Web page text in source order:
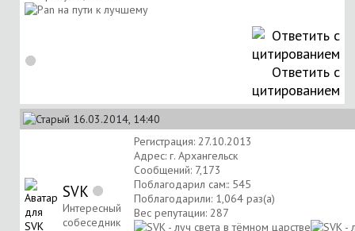
Ответить с
цитированием
16.03.2014, 14:40
SVK
Интересный
собеседник
Регистрация: 27.10.2013
Адрес: г. Архангельск
Сообщений: 7,173
Поблагодарил сам:: 545
Поблагодарили: 1,064 раз(а)
Вес репутации: 287